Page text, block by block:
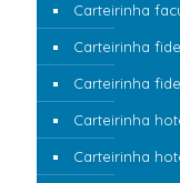
Carteirinha
Carteirinha
Carteirinha
Carteirinha
Carteirinha